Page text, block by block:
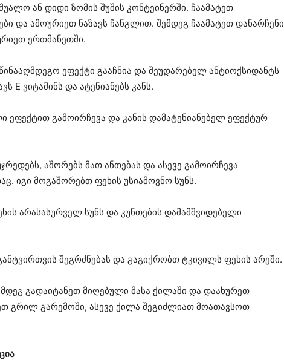
ან დიდი ზომის შუშის კონტეინერში. ჩაამატეთ
და ამოურიეთ ნაზავს ჩანგლით. შემდეგ ჩაამატეთ დანარჩენი
ერთმანეთში.
ეფექტი გააჩნია და შეუდარებელ ანტიოქსიდანტს
E ვიტამინს და ატენიანებს კანს.
ეფექტით გამოირჩევა და კანის დამატენიანებელ ეფექტურ
აშორებს მათ ანთებას და ასევე გამოირჩევა
იგი მოგაშორებთ ფეხის უსიამოვნო სუნს.
არასასურველ სუნს და კუნთების დამამშვიდებელი
შეგრძნებას და გაგიქრობთ ტკივილს ფეხის არეში.
გადაიტანეთ მიღებული მასა ქილაში და დაახურეთ
გრილ გარემოში, ასევე ქილა შეგიძლიათ მოათავსოთ